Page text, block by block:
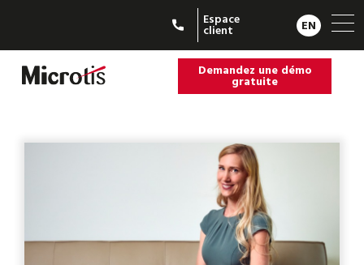
Espace
client EN
Demandez une démo
gratuite